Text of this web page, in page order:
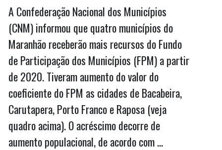
A Confederação Nacional dos Municípios
(CNM) informou que quatro municípios do
Maranhão receberão mais recursos do Fundo
de Participação dos Municípios (FPM) a partir
de 2020. Tiveram aumento do valor do
coeficiente do FPM as cidades de Bacabeira,
Carutapera, Porto Franco e Raposa (veja
quadro acima). O acréscimo decorre de
aumento populacional, de acordo com …